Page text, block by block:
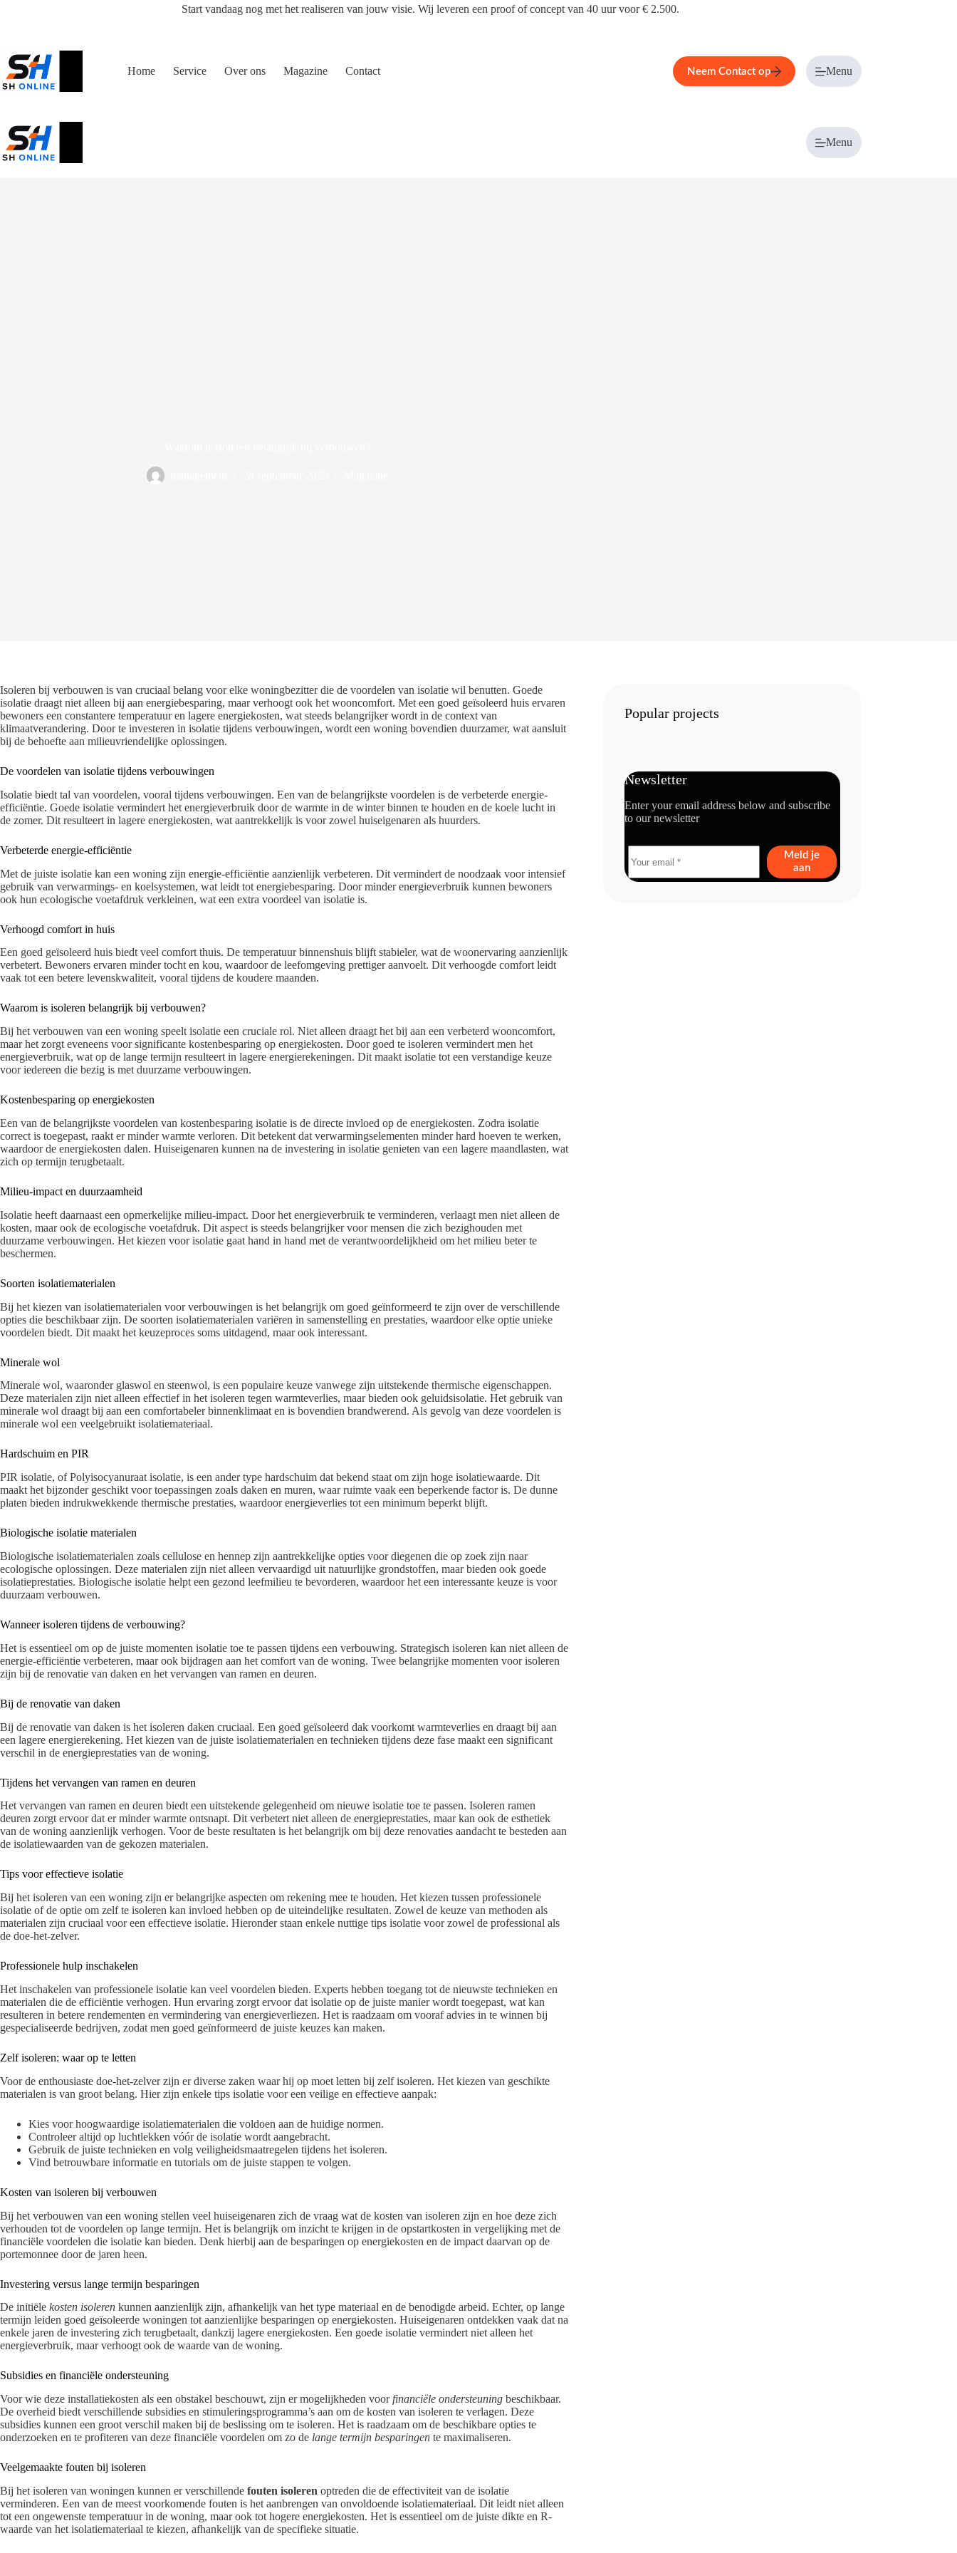
Start vandaag nog met het realiseren van jouw visie. Wij leveren een proof of concept van 40 uur voor € 2.500.
Home Service Over ons Magazine Contact Neem Contact op Menu
Menu
Isoleren bij verbouwen is van cruciaal belang voor elke woningbezitter die de voordelen van isolatie wil benutten. Goede
isolatie draagt niet alleen bij aan energiebesparing, maar verhoogt ook het wooncomfort. Met een goed geïsoleerd huis ervaren
bewoners een constantere temperatuur en lagere energiekosten, wat steeds belangrijker wordt in de context van
klimaatverandering. Door te investeren in isolatie tijdens verbouwingen, wordt een woning bovendien duurzamer, wat aansluit
bij de behoefte aan milieuvriendelijke oplossingen.
De voordelen van isolatie tijdens verbouwingen
Isolatie biedt tal van voordelen, vooral tijdens verbouwingen. Een van de belangrijkste voordelen is de verbeterde energie-
efficiëntie. Goede isolatie vermindert het energieverbruik door de warmte in de winter binnen te houden en de koele lucht in
de zomer. Dit resulteert in lagere energiekosten, wat aantrekkelijk is voor zowel huiseigenaren als huurders.
Verbeterde energie-efficiëntie
Met de juiste isolatie kan een woning zijn energie-efficiëntie aanzienlijk verbeteren. Dit vermindert de noodzaak voor intensief
gebruik van verwarmings- en koelsystemen, wat leidt tot energiebesparing. Door minder energieverbruik kunnen bewoners
ook hun ecologische voetafdruk verkleinen, wat een extra voordeel van isolatie is.
Verhoogd comfort in huis
Een goed geïsoleerd huis biedt veel comfort thuis. De temperatuur binnenshuis blijft stabieler, wat de woonervaring aanzienlijk
verbetert. Bewoners ervaren minder tocht en kou, waardoor de leefomgeving prettiger aanvoelt. Dit verhoogde comfort leidt
vaak tot een betere levenskwaliteit, vooral tijdens de koudere maanden.
Waarom is isoleren belangrijk bij verbouwen?
Bij het verbouwen van een woning speelt isolatie een cruciale rol. Niet alleen draagt het bij aan een verbeterd wooncomfort,
maar het zorgt eveneens voor significante kostenbesparing op energiekosten. Door goed te isoleren vermindert men het
energieverbruik, wat op de lange termijn resulteert in lagere energierekeningen. Dit maakt isolatie tot een verstandige keuze
voor iedereen die bezig is met duurzame verbouwingen.
Kostenbesparing op energiekosten
Een van de belangrijkste voordelen van kostenbesparing isolatie is de directe invloed op de energiekosten. Zodra isolatie
correct is toegepast, raakt er minder warmte verloren. Dit betekent dat verwarmingselementen minder hard hoeven te werken,
waardoor de energiekosten dalen. Huiseigenaren kunnen na de investering in isolatie genieten van een lagere maandlasten, wat
zich op termijn terugbetaalt.
Milieu-impact en duurzaamheid
Isolatie heeft daarnaast een opmerkelijke milieu-impact. Door het energieverbruik te verminderen, verlaagt men niet alleen de
kosten, maar ook de ecologische voetafdruk. Dit aspect is steeds belangrijker voor mensen die zich bezighouden met
duurzame verbouwingen. Het kiezen voor isolatie gaat hand in hand met de verantwoordelijkheid om het milieu beter te
beschermen.
Soorten isolatiematerialen
Bij het kiezen van isolatiematerialen voor verbouwingen is het belangrijk om goed geïnformeerd te zijn over de verschillende
opties die beschikbaar zijn. De soorten isolatiematerialen variëren in samenstelling en prestaties, waardoor elke optie unieke
voordelen biedt. Dit maakt het keuzeproces soms uitdagend, maar ook interessant.
Minerale wol
Minerale wol, waaronder glaswol en steenwol, is een populaire keuze vanwege zijn uitstekende thermische eigenschappen.
Deze materialen zijn niet alleen effectief in het isoleren tegen warmteverlies, maar bieden ook geluidsisolatie. Het gebruik van
minerale wol draagt bij aan een comfortabeler binnenklimaat en is bovendien brandwerend. Als gevolg van deze voordelen is
minerale wol een veelgebruikt isolatiemateriaal.
Hardschuim en PIR
PIR isolatie, of Polyisocyanuraat isolatie, is een ander type hardschuim dat bekend staat om zijn hoge isolatiewaarde. Dit
maakt het bijzonder geschikt voor toepassingen zoals daken en muren, waar ruimte vaak een beperkende factor is. De dunne
platen bieden indrukwekkende thermische prestaties, waardoor energieverlies tot een minimum beperkt blijft.
Biologische isolatie materialen
Biologische isolatiematerialen zoals cellulose en hennep zijn aantrekkelijke opties voor diegenen die op zoek zijn naar
ecologische oplossingen. Deze materialen zijn niet alleen vervaardigd uit natuurlijke grondstoffen, maar bieden ook goede
isolatieprestaties. Biologische isolatie helpt een gezond leefmilieu te bevorderen, waardoor het een interessante keuze is voor
duurzaam verbouwen.
Wanneer isoleren tijdens de verbouwing?
Het is essentieel om op de juiste momenten isolatie toe te passen tijdens een verbouwing. Strategisch isoleren kan niet alleen de
energie-efficiëntie verbeteren, maar ook bijdragen aan het comfort van de woning. Twee belangrijke momenten voor isoleren
zijn bij de renovatie van daken en het vervangen van ramen en deuren.
Bij de renovatie van daken
Bij de renovatie van daken is het isoleren daken cruciaal. Een goed geïsoleerd dak voorkomt warmteverlies en draagt bij aan
een lagere energierekening. Het kiezen van de juiste isolatiematerialen en technieken tijdens deze fase maakt een significant
verschil in de energieprestaties van de woning.
Tijdens het vervangen van ramen en deuren
Het vervangen van ramen en deuren biedt een uitstekende gelegenheid om nieuwe isolatie toe te passen. Isoleren ramen
deuren zorgt ervoor dat er minder warmte ontsnapt. Dit verbetert niet alleen de energieprestaties, maar kan ook de esthetiek
van de woning aanzienlijk verhogen. Voor de beste resultaten is het belangrijk om bij deze renovaties aandacht te besteden aan
de isolatiewaarden van de gekozen materialen.
Tips voor effectieve isolatie
Bij het isoleren van een woning zijn er belangrijke aspecten om rekening mee te houden. Het kiezen tussen professionele
isolatie of de optie om zelf te isoleren kan invloed hebben op de uiteindelijke resultaten. Zowel de keuze van methoden als
materialen zijn cruciaal voor een effectieve isolatie. Hieronder staan enkele nuttige tips isolatie voor zowel de professional als
de doe-het-zelver.
Professionele hulp inschakelen
Het inschakelen van professionele isolatie kan veel voordelen bieden. Experts hebben toegang tot de nieuwste technieken en
materialen die de efficiëntie verhogen. Hun ervaring zorgt ervoor dat isolatie op de juiste manier wordt toegepast, wat kan
resulteren in betere rendementen en vermindering van energieverliezen. Het is raadzaam om vooraf advies in te winnen bij
gespecialiseerde bedrijven, zodat men goed geïnformeerd de juiste keuzes kan maken.
Zelf isoleren: waar op te letten
Voor de enthousiaste doe-het-zelver zijn er diverse zaken waar hij op moet letten bij zelf isoleren. Het kiezen van geschikte
materialen is van groot belang. Hier zijn enkele tips isolatie voor een veilige en effectieve aanpak:
Kies voor hoogwaardige isolatiematerialen die voldoen aan de huidige normen.
Controleer altijd op luchtlekken vóór de isolatie wordt aangebracht.
Gebruik de juiste technieken en volg veiligheidsmaatregelen tijdens het isoleren.
Vind betrouwbare informatie en tutorials om de juiste stappen te volgen.
Kosten van isoleren bij verbouwen
Bij het verbouwen van een woning stellen veel huiseigenaren zich de vraag wat de kosten van isoleren zijn en hoe deze zich
verhouden tot de voordelen op lange termijn. Het is belangrijk om inzicht te krijgen in de opstartkosten in vergelijking met de
financiële voordelen die isolatie kan bieden. Denk hierbij aan de besparingen op energiekosten en de impact daarvan op de
portemonnee door de jaren heen.
Investering versus lange termijn besparingen
De initiële kosten isoleren kunnen aanzienlijk zijn, afhankelijk van het type materiaal en de benodigde arbeid. Echter, op lange
termijn leiden goed geïsoleerde woningen tot aanzienlijke besparingen op energiekosten. Huiseigenaren ontdekken vaak dat na
enkele jaren de investering zich terugbetaalt, dankzij lagere energiekosten. Een goede isolatie vermindert niet alleen het
energieverbruik, maar verhoogt ook de waarde van de woning.
Subsidies en financiële ondersteuning
Voor wie deze installatiekosten als een obstakel beschouwt, zijn er mogelijkheden voorfinanciële ondersteuning beschikbaar.
De overheid biedt verschillende subsidies en stimuleringsprogramma’s aan om de kosten van isoleren te verlagen. Deze
subsidies kunnen een groot verschil maken bij de beslissing om te isoleren. Het is raadzaam om de beschikbare opties te
onderzoeken en te profiteren van deze financiële voordelen om zo de lange termijn besparingen te maximaliseren.
Veelgemaakte fouten bij isoleren
Bij het isoleren van woningen kunnen er verschillende fouten isoleren optreden die de effectiviteit van de isolatie
verminderen. Een van de meest voorkomende fouten is het aanbrengen van onvoldoende isolatiemateriaal. Dit leidt niet alleen
tot een ongewenste temperatuur in de woning, maar ook tot hogere energiekosten. Het is essentieel om de juiste dikte en R-
waarde van het isolatiemateriaal te kiezen, afhankelijk van de specifieke situatie.
Popular projects
Newsletter
Enter your email address below and subscribe
to our newsletter
Meld je
aan